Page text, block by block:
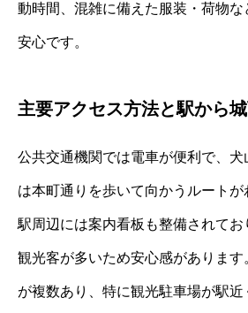
動時間、混雑に備えた服装・荷物な
安心です。
主要アクセス方法と駅から
公共交通機関では電車が便利で、
は本町通りを歩いて向かうルートが
駅周辺には案内看板も整備されてお
観光客が多いため安心感がありま
が複数あり、特に観光駐車場が駅